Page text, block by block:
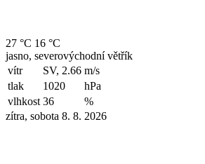
27 °C 16 °C
jasno, severovýchodní větřík
vítr
SV, 2.66 m/s
tlak
1020
hPa
vlhkost 36
%
zítra, sobota 8. 8. 2026